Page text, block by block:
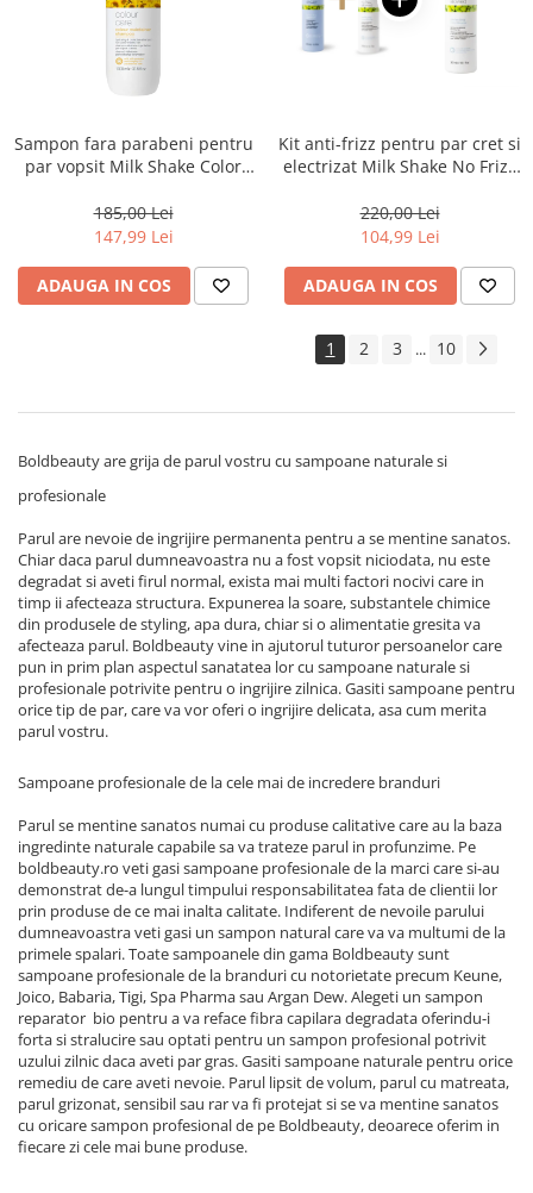
Sampon fara parabeni pentru
par vopsit Milk Shake Color
185,00 Lei
147,99 Lei
ADAUGA IN COS
Kit anti-frizz pentru par cret si
electrizat Milk Shake No Frizz
220,00 Lei
104,99 Lei
ADAUGA IN COS
1 2 3 ... 10
Boldbeauty are grija de parul vostru cu sampoane naturale si
profesionale
Parul are nevoie de ingrijire permanenta pentru a se mentine sanatos.
Chiar daca parul dumneavoastra nu a fost vopsit niciodata, nu este
degradat si aveti firul normal, exista mai multi factori nocivi care in
timp ii afecteaza structura. Expunerea la soare, substantele chimice
din produsele de styling, apa dura, chiar si o alimentatie gresita va
afecteaza parul. Boldbeauty vine in ajutorul tuturor persoanelor care
pun in prim plan aspectul sanatatea lor cu sampoane naturale si
profesionale potrivite pentru o ingrijire zilnica. Gasiti sampoane pentru
orice tip de par, care va vor oferi o ingrijire delicata, asa cum merita
parul vostru.
Sampoane profesionale de la cele mai de incredere branduri
Parul se mentine sanatos numai cu produse calitative care au la baza
ingredinte naturale capabile sa va trateze parul in profunzime. Pe
boldbeauty.ro veti gasi sampoane profesionale de la marci care si-au
demonstrat de-a lungul timpului responsabilitatea fata de clientii lor
prin produse de ce mai inalta calitate. Indiferent de nevoile parului
dumneavoastra veti gasi un sampon natural care va va multumi de la
primele spalari. Toate sampoanele din gama Boldbeauty sunt
sampoane profesionale de la branduri cu notorietate precum Keune,
Joico, Babaria, Tigi, Spa Pharma sau Argan Dew. Alegeti un sampon
reparator bio pentru a va reface fibra capilara degradata oferindu-i
forta si stralucire sau optati pentru un sampon profesional potrivit
uzului zilnic daca aveti par gras. Gasiti sampoane naturale pentru orice
remediu de care aveti nevoie. Parul lipsit de volum, parul cu matreata,
parul grizonat, sensibil sau rar va fi protejat si se va mentine sanatos
cu oricare sampon profesional de pe Boldbeauty, deoarece oferim in
fiecare zi cele mai bune produse.